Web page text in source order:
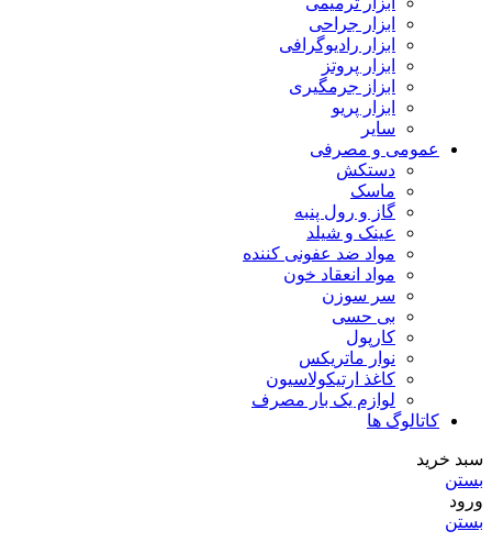
ابزار جراحی
ابزار رادیوگرافی
ابزار پروتز
ابزاز جرمگیری
ابزار پریو
سایر
عمومی و مصرفی
دستکش
ماسک
گاز و رول پنبه
عینک و شیلد
مواد ضد عفونی کننده
مواد انعقاد خون
سر سوزن
بی حسی
کارپول
نوار ماتریکس
کاغذ ارتیکولاسیون
لوازم یک بار مصرف
کاتالوگ ها
سبد خرید
بستن
ورود
بستن